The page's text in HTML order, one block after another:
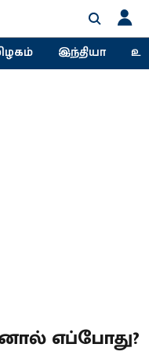
இந்தியா
எப்போது?